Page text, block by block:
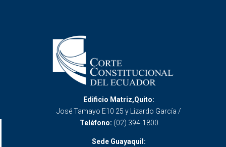
Edificio Matriz,Quito:
José Tamayo E10 25 y Lizardo García /
Teléfono: (02) 394-1800
Sede Guayaquil: